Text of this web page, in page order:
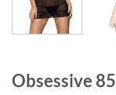
Obsessive